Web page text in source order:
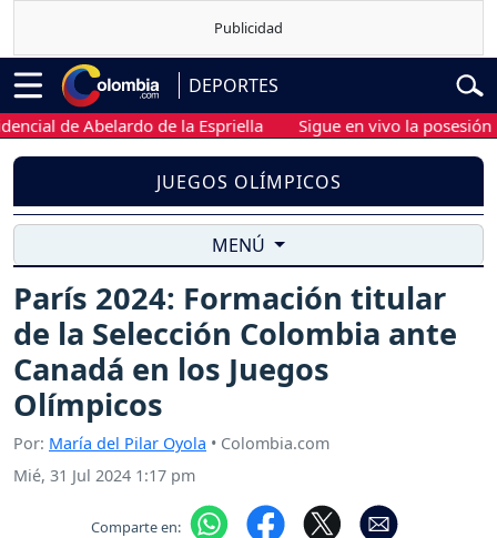
DEPORTES
de Abelardo de la Espriella Sigue en vivo la posesión
JUEGOS OLÍMPICOS
MENÚ
París 2024: Formación titular
de la Selección Colombia ante
Canadá en los Juegos
Olímpicos
Por: María del Pilar Oyola • Colombia.com
Mié, 31 Jul 2024 1:17 pm
Comparte en: